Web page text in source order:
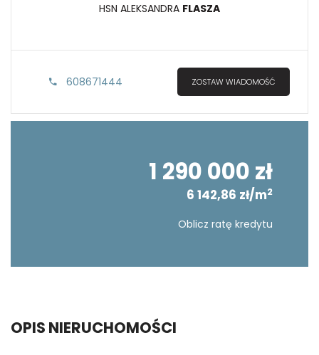
HSN ALEKSANDRA FLASZA
608671444 ZOSTAW WIADOMOŚĆ
1 290 000 zł
6 142,86 zł/m2
Oblicz ratę kredytu
OPIS NIERUCHOMOŚCI